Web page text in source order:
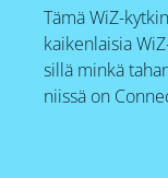
Tämä WiZ-
kaikenlaisia
sillä minkä
niissä on